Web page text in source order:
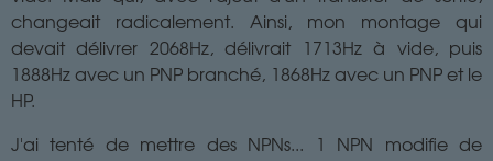
changeait radicalement. Ainsi, mon montage qui
devait délivrer 2068Hz, délivrait 1713Hz à vide, puis
1888Hz avec un PNP branché, 1868Hz avec un PNP et le
HP.
J'ai tenté de mettre des NPNs... 1 NPN modifie de